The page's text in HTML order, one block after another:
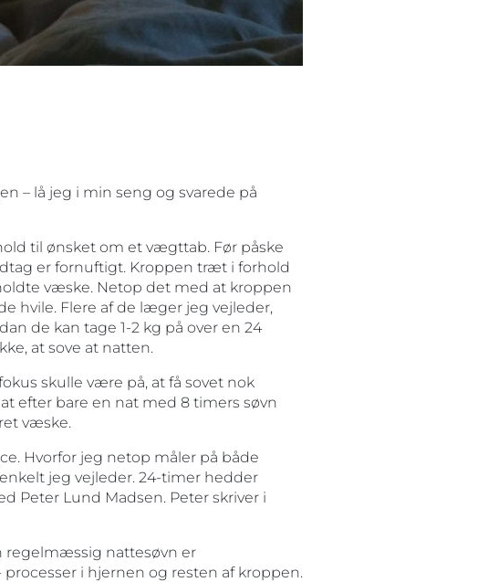
– lå jeg i min seng og svarede på
til ønsket om et vægttab. Før påske
er fornuftigt. Kroppen træt i forhold
væske. Netop det med at kroppen
hvile. Flere af de læger jeg vejleder,
de kan tage 1-2 kg på over en 24
at sove at natten.
skulle være på, at få sovet nok
efter bare en nat med 8 timers søvn
væske.
Hvorfor jeg netop måler på både
jeg vejleder. 24-timer hedder
Peter Lund Madsen. Peter skriver i
regelmæssig nattesøvn er
i hjernen og resten af kroppen.